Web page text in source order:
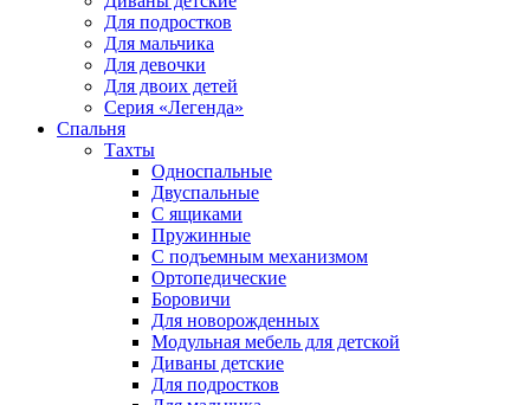
Для подростков
Для мальчика
Для девочки
Для двоих детей
Серия «Легенда»
Спальня
Тахты
Односпальные
Двуспальные
С ящиками
Пружинные
С подъемным механизмом
Ортопедические
Боровичи
Для новорожденных
Модульная мебель для детской
Диваны детские
Для подростков